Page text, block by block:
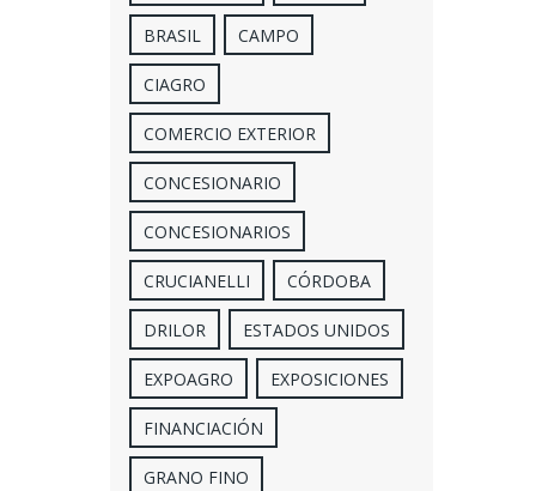
BRASIL CAMPO
CIAGRO
COMERCIO EXTERIOR
CONCESIONARIO
CONCESIONARIOS
CRUCIANELLI CÓRDOBA
DRILOR ESTADOS UNIDOS
EXPOAGRO EXPOSICIONES
FINANCIACIÓN
GRANO FINO